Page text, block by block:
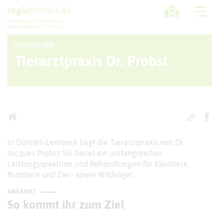
Freizeittipps für den Kreis
Recklinghausen & Bottrop
ATTRAKTION
Tierarztpraxis Dr. Probst
In Dorsten-Lembeck liegt die Tierarztpraxis von Dr.
Jacques Probst. Sie bietet ein umfangreiches
Leistungsspektrum und Behandlungen für Kleintiere,
Nutztiere und Zier- sowie Wildvögel.
ANFAHRT
So kommt ihr zum Ziel